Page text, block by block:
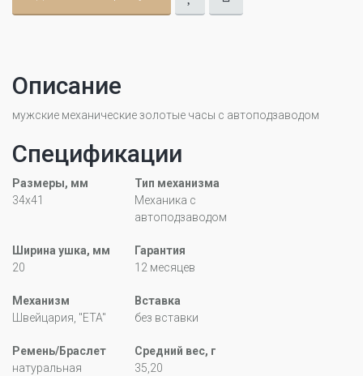
Описание
мужские механические золотые часы с автоподзаводом
Спецификации
Размеры, мм
34x41
Тип механизма
Механика с
автоподзаводом
Ширина ушка, мм
20
Гарантия
12 месяцев
Механизм
Швейцария, "ETA"
Вставка
без вставки
Ремень/Браслет
натуральная
Средний вес, г
35,20